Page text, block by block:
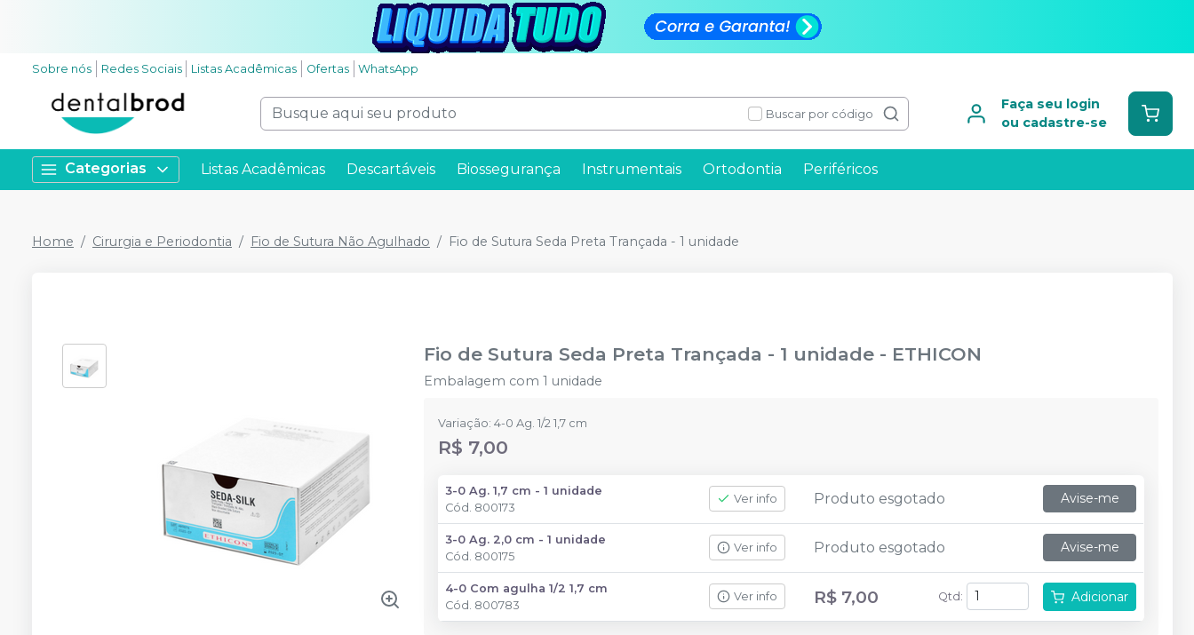
Sobre nós Redes Sociais Listas Acadêmicas Ofertas WhatsApp
Buscar por código
Faça seu login
ou cadastre-se
Categorias Listas Acadêmicas Descartáveis Biossegurança Instrumentais Ortodontia Periféricos
Home Cirurgia e Periodontia Fio de Sutura Não Agulhado Fio de Sutura Seda Preta Trançada - 1 unidade
Fio de Sutura Seda Preta Trançada - 1 unidade - ETHICON
Embalagem com 1 unidade
Variação: 4-0 Ag. 1/2 1,7 cm
R$ 7,00
3-0 Ag. 1,7 cm - 1 unidade
Cód. 800173
Ver info Produto esgotado Avise-me
3-0 Ag. 2,0 cm - 1 unidade
Cód. 800175
Ver info Produto esgotado Avise-me
4-0 Com agulha 1/2 1,7 cm
Cód. 800783
Ver info R$ 7,00 Qtd : Adicionar